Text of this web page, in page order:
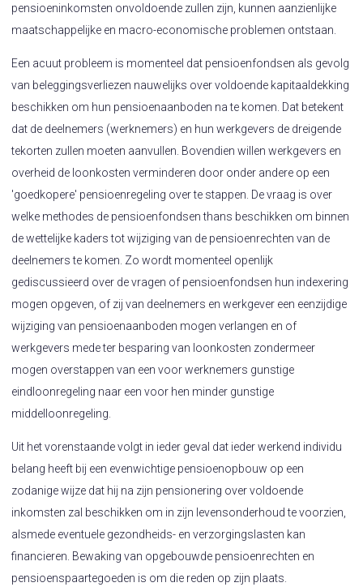
pensioeninkomsten onvoldoende zullen zijn, kunnen aanzienlijke
maatschappelijke en macro-economische problemen ontstaan.
Een acuut probleem is momenteel dat pensioenfondsen als gevolg
van beleggingsverliezen nauwelijks over voldoende kapitaaldekking
beschikken om hun pensioenaanboden na te komen. Dat betekent
dat de deelnemers (werknemers) en hun werkgevers de dreigende
tekorten zullen moeten aanvullen. Bovendien willen werkgevers en
overheid de loonkosten verminderen door onder andere op een
'goedkopere' pensioenregeling over te stappen. De vraag is over
welke methodes de pensioenfondsen thans beschikken om binnen
de wettelijke kaders tot wijziging van de pensioenrechten van de
deelnemers te komen. Zo wordt momenteel openlijk
gediscussieerd over de vragen of pensioenfondsen hun indexering
mogen opgeven, of zij van deelnemers en werkgever een eenzijdige
wijziging van pensioenaanboden mogen verlangen en of
werkgevers mede ter besparing van loonkosten zondermeer
mogen overstappen van een voor werknemers gunstige
eindloonregeling naar een voor hen minder gunstige
middelloonregeling.
Uit het vorenstaande volgt in ieder geval dat ieder werkend individu
belang heeft bij een evenwichtige pensioenopbouw op een
zodanige wijze dat hij na zijn pensionering over voldoende
inkomsten zal beschikken om in zijn levensonderhoud te voorzien,
alsmede eventuele gezondheids- en verzorgingslasten kan
financieren. Bewaking van opgebouwde pensioenrechten en
pensioenspaartegoeden is om die reden op zijn plaats.